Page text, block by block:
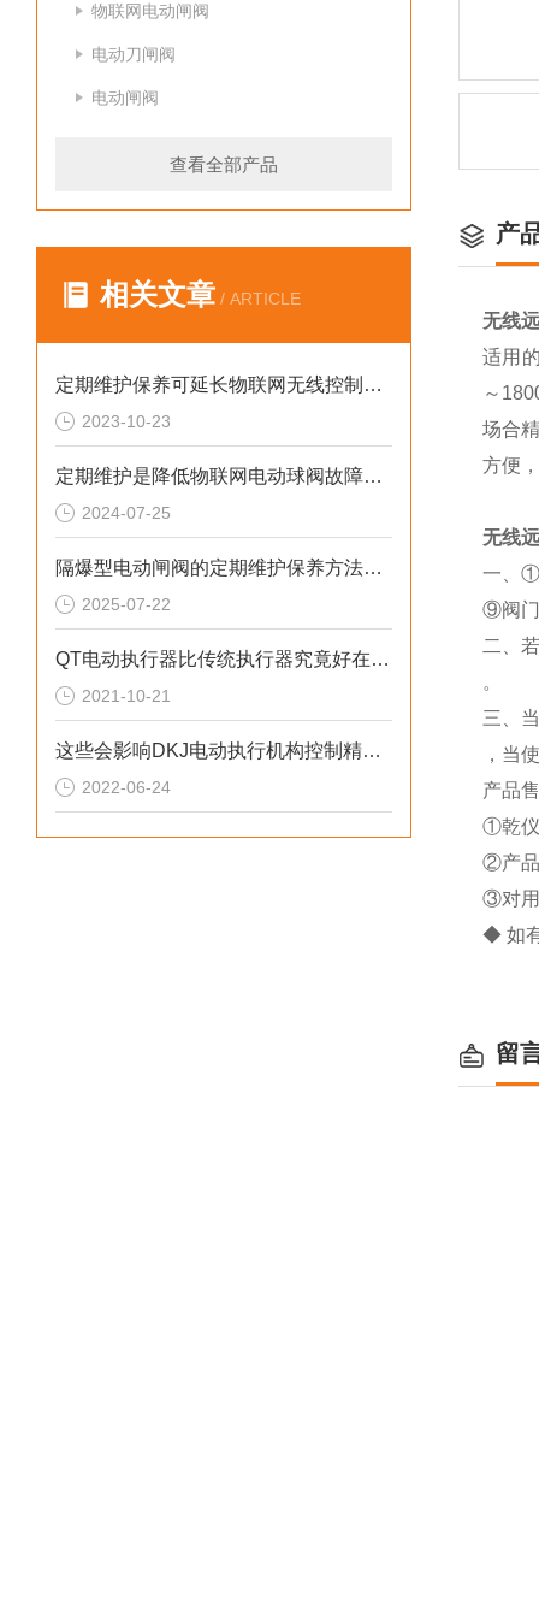
物联网电动闸阀
电动刀闸阀
电动闸阀
查看全部产品
相关文章 / ARTICLE
定期维护保养可延长物联网无线控制电动闸阀的使用寿命
2023-10-23
定期维护是降低物联网电动球阀故障率的关键方法
2024-07-25
隔爆型电动闸阀的定期维护保养方法介绍
2025-07-22
QT电动执行器比传统执行器究竟好在哪？
2021-10-21
这些会影响DKJ电动执行机构控制精度的原因您知道吗？
2022-06-24
产
无线
适用
～
场合
方便
无线
一、
⑨阀门
二、
。
三、
，当
产品
①乾仪
②产品
③对用
◆ 如
留